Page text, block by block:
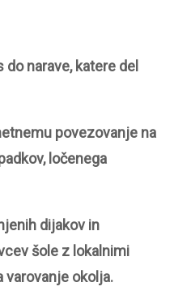
narave, katere del
povezovanje na
ločenega
dijakov in
šole z lokalnimi
varovanje okolja.